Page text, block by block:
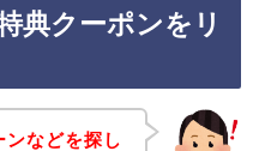
典クーポンをリ
などを探し